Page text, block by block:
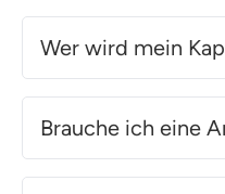
Wer wird mein
Brauche ich eine